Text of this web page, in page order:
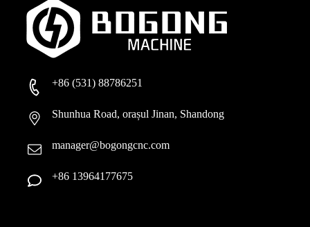
+86 (531) 88786251
Shunhua Road, orașul Jinan, Shandong
manager@bogongcnc.com
+86 13964177675